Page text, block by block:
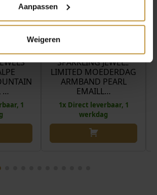
Aanpassen
Weigeren
99,95
…
1
SPARKLING JEWELS
LIMITED MOEDERDAG
ARMBAND PEARL
EMAILL…
1x Direct leverbaar, 1
werkdag